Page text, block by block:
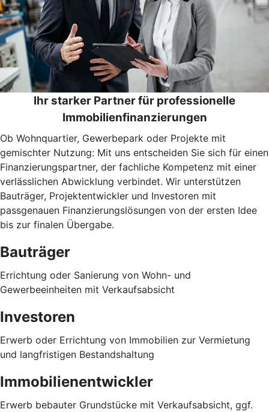
Ihr starker Partner für professionelle
Immobilienfinanzierungen
Ob Wohnquartier, Gewerbepark oder Projekte mit
gemischter Nutzung: Mit uns entscheiden Sie sich für einen
Finanzierungspartner, der fachliche Kompetenz mit einer
verlässlichen Abwicklung verbindet. Wir unterstützen
Bauträger, Projektentwickler und Investoren mit
passgenauen Finanzierungslösungen von der ersten Idee
bis zur finalen Übergabe.
Bauträger
Errichtung oder Sanierung von Wohn- und
Gewerbeeinheiten mit Verkaufsabsicht
Investoren
Erwerb oder Errichtung von Immobilien zur Vermietung
und langfristigen Bestandshaltung
Immobilienentwickler
Erwerb bebauter Grundstücke mit Verkaufsabsicht, ggf.